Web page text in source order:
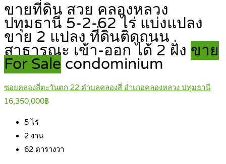
ขายที่ดิน สวย คลองหลวง
ปทุมธานี 5-2-62 ไร่ แบ่งแปลง
ขาย 2 แปลง ที่ดินติดถนน
สาธารณะ เข้า-ออก ได้ 2 ฝั่ง ขาย
For Sale condominium
ซอยคลองสี่ตะวันตก 22 ตำบลคลองสี่ อำเภอคลองหลวง ปทุมธานี
16,350,000฿
5ไร่
2 งาน
62 ตารางวา